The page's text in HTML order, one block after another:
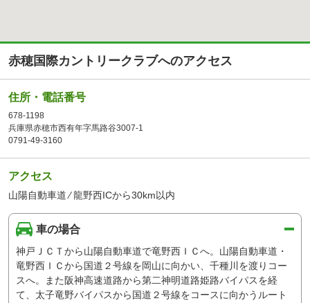
赤穂国際カントリークラブへのアクセス
住所・電話番号
678-1198
兵庫県赤穂市西有年字馬路谷3007-1
0791-49-3160
アクセス
山陽自動車道 ⁄ 龍野西ICから30km以内
車の場合
神戸ＪＣＴから山陽自動車道で竜野西ＩＣへ。山陽自動車道・
竜野西ＩＣから国道２号線を岡山に向かい、千種川を渡りコー
スへ。また阪神高速道路から第二神明道路姫路バイパスを経
て、太子竜野バイパスから国道２号線をコースに向かうルート